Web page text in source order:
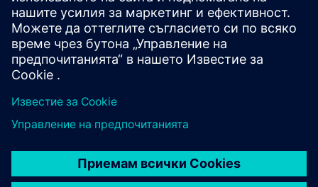
във всички възли на процеса и стилове на дизайн, като
същевременно свежда до минимум използването на
ресурси и графиците за изрязване.
Учете се от експерти